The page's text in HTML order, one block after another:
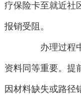
疗保险卡至就近社
报销受阻。
办理过程中
资料同等重要。提
因材料缺失或路径